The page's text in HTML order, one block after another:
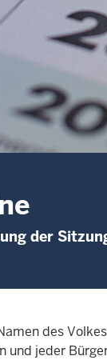
der
des
und jeder